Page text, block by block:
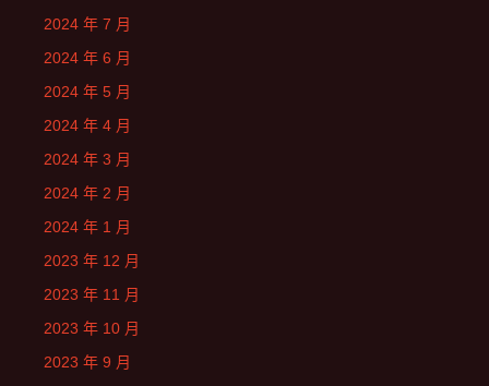
2024 年 7 月
2024 年 6 月
2024 年 5 月
2024 年 4 月
2024 年 3 月
2024 年 2 月
2024 年 1 月
2023 年 12 月
2023 年 11 月
2023 年 10 月
2023 年 9 月